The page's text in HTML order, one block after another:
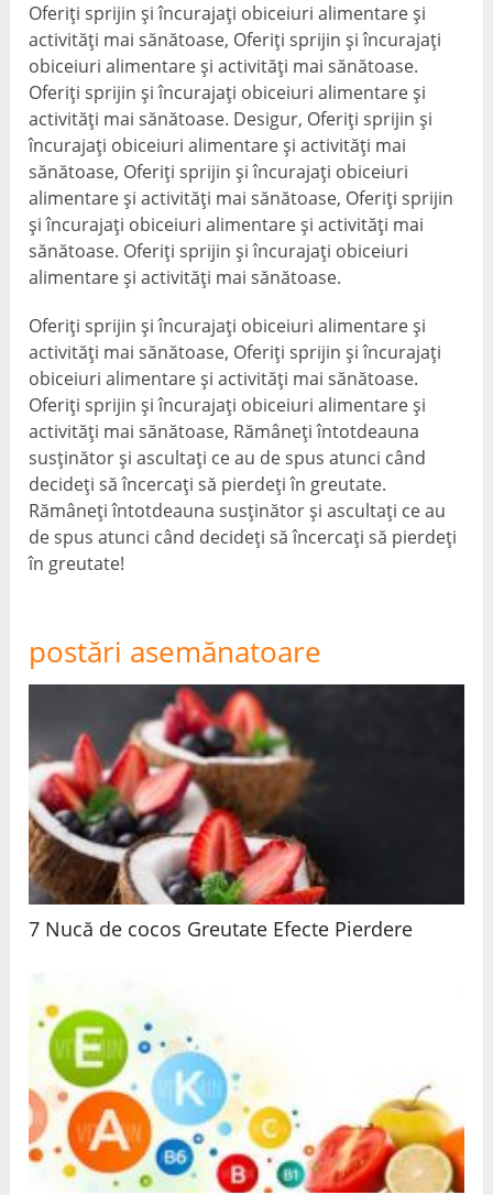
Oferiți sprijin și încurajați obiceiuri alimentare și
activități mai sănătoase, Oferiți sprijin și încurajați
obiceiuri alimentare și activități mai sănătoase.
Oferiți sprijin și încurajați obiceiuri alimentare și
activități mai sănătoase. Desigur, Oferiți sprijin și
încurajați obiceiuri alimentare și activități mai
sănătoase, Oferiți sprijin și încurajați obiceiuri
alimentare și activități mai sănătoase, Oferiți sprijin
și încurajați obiceiuri alimentare și activități mai
sănătoase. Oferiți sprijin și încurajați obiceiuri
alimentare și activități mai sănătoase.
Oferiți sprijin și încurajați obiceiuri alimentare și
activități mai sănătoase, Oferiți sprijin și încurajați
obiceiuri alimentare și activități mai sănătoase.
Oferiți sprijin și încurajați obiceiuri alimentare și
activități mai sănătoase, Rămâneți întotdeauna
susținător și ascultați ce au de spus atunci când
decideți să încercați să pierdeți în greutate.
Rămâneți întotdeauna susținător și ascultați ce au
de spus atunci când decideți să încercați să pierdeți
în greutate!
postări asemănatoare
7 Nucă de cocos Greutate Efecte Pierdere